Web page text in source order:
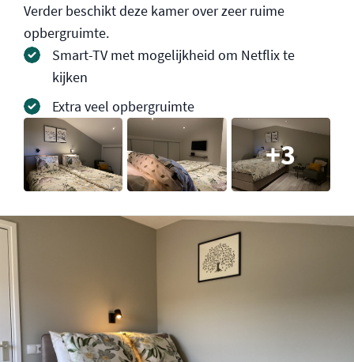
Verder beschikt deze kamer over zeer ruime
opbergruimte.
Smart-TV met mogelijkheid om Netflix te
kijken
Extra veel opbergruimte
3